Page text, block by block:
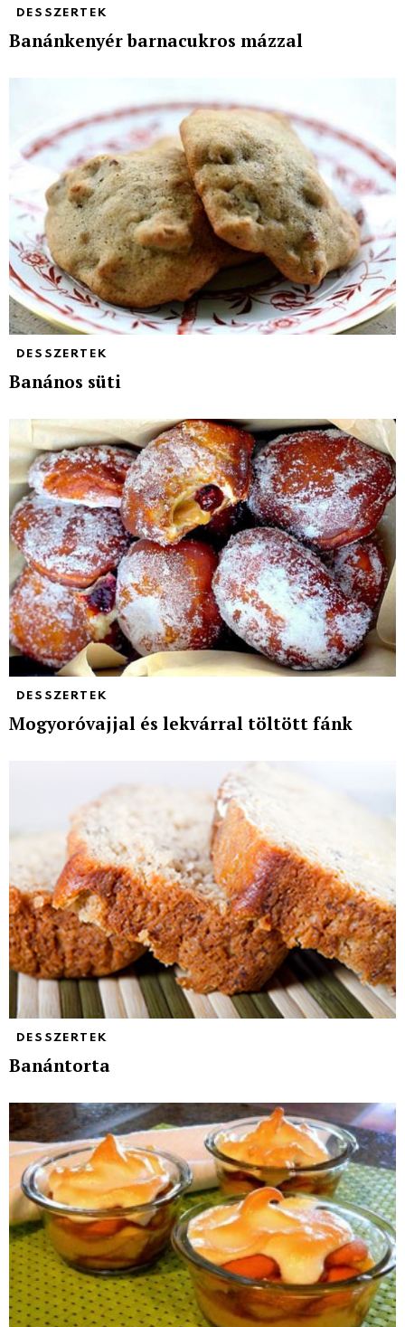
DESSZERTEK
Banánkenyér barnacukros mázzal
DESSZERTEK
Banános süti
DESSZERTEK
Mogyoróvajjal és lekvárral töltött fánk
DESSZERTEK
Banántorta